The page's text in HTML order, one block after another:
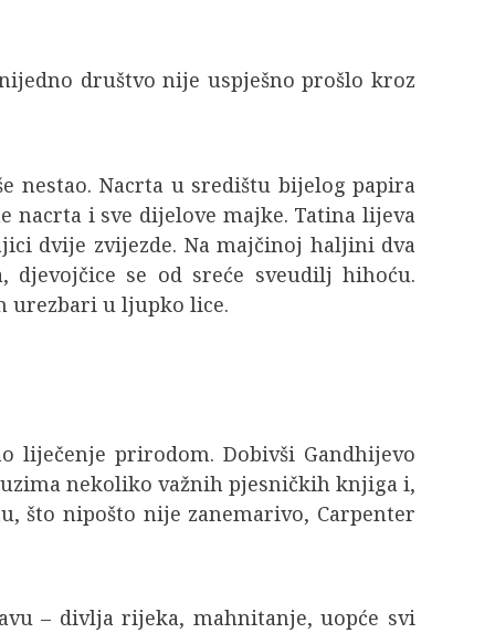
društvo nije uspješno prošlo kroz
nestao. Nacrta u središtu bijelog papira
nacrta i sve dijelove majke. Tatina lijeva
dvije zvijezde. Na majčinoj haljini dva
djevojčice se od sreće sveudilj hihoću.
urezbari u ljupko lice.
liječenje prirodom. Dobivši Gandhijevo
nekoliko važnih pjesničkih knjiga i,
što nipošto nije zanemarivo, Carpenter
– divlja rijeka, mahnitanje, uopće svi